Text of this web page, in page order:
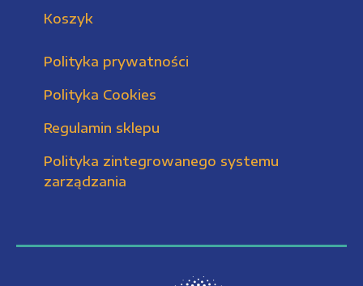
Koszyk
Polityka prywatności
Polityka Cookies
Regulamin sklepu
Polityka zintegrowanego systemu
zarządzania